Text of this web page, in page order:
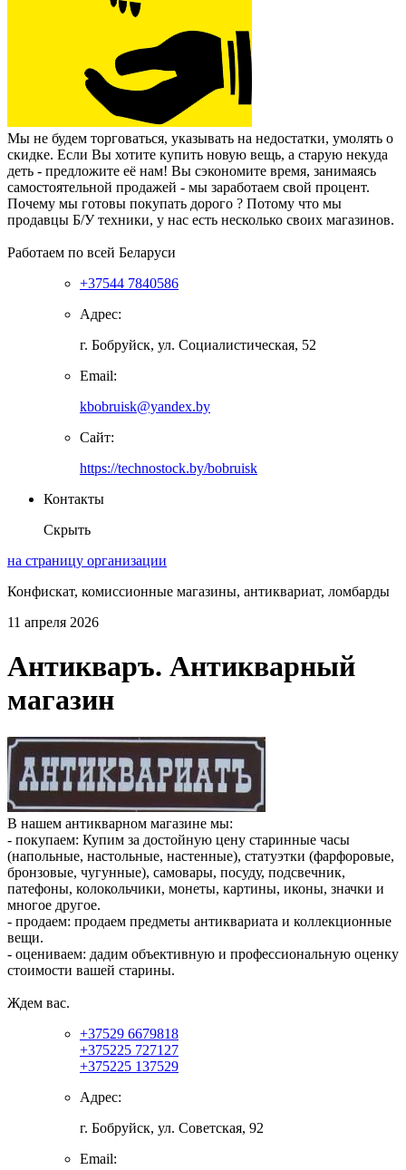
Мы не будем торговаться, указывать на недостатки, умолять о
скидке. Если Вы хотите купить новую вещь, а старую некуда
деть - предложите её нам! Вы сэкономите время, занимаясь
самостоятельной продажей - мы заработаем свой процент.
Почему мы готовы покупать дорого ? Потому что мы
продавцы Б/У техники, у нас есть несколько своих магазинов.
Работаем по всей Беларуси
+37544 7840586
Адрес:
г. Бобруйск, ул. Социалистическая, 52
Email:
kbobruisk@yandex.by
Сайт:
https://technostock.by/bobruisk
Контакты
Скрыть
на страницу организации
Конфискат, комиссионные магазины, антиквариат, ломбарды
11 апреля 2026
Антикваръ. Антикварный
магазин
В нашем антикварном магазине мы:
- покупаем: Купим за достойную цену старинные часы
(напольные, настольные, настенные), статуэтки (фарфоровые,
бронзовые, чугунные), самовары, посуду, подсвечник,
патефоны, колокольчики, монеты, картины, иконы, значки и
многое другое.
- продаем: продаем предметы антиквариата и коллекционные
вещи.
- оцениваем: дадим объективную и профессиональную оценку
стоимости вашей старины.
Ждем вас.
+37529 6679818
+375225 727127
+375225 137529
Адрес:
г. Бобруйск, ул. Советская, 92
Email: